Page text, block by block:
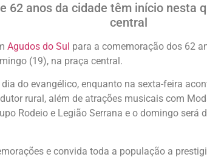
62 anos da cidade têm início nesta
central
Agudos do Sul para a comemoração dos 62
(19), na praça central.
do evangélico, enquanto na sexta-feira
rural, além de atrações musicais com
Rodeio e Legião Serrana e o domingo
e convida toda a população a